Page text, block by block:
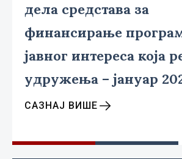
дела средстава за
финансирање
јавног интереса која
удружења – јануар
САЗНАЈ ВИШЕ